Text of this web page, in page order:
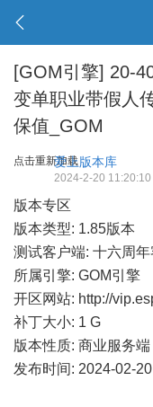
[GOM引擎] 20-
变单职业带假人
保值_GOM
点击重新加载爱上版本库
2024-2-20 11:20:10
版本专区
版本类型: 1.85版本
测试客户端: 十六周
所属引擎: GOM引擎
开区网站: http://
补丁大小: 1 G
版本性质: 商业服务端
发布时间: 2024-02-20